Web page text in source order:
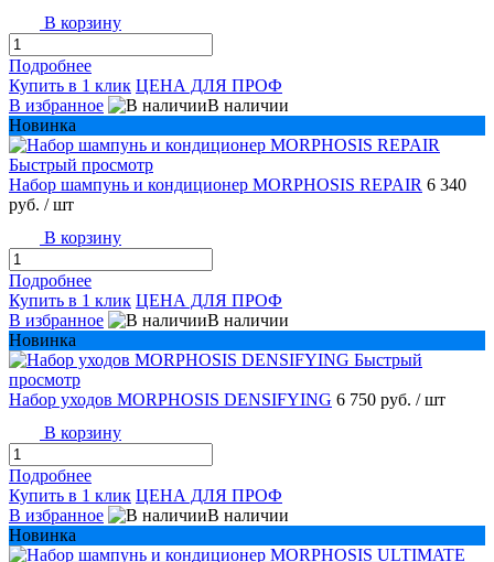
В корзину
Подробнее
Купить в 1 клик ЦЕНА ДЛЯ ПРОФ
В избранное
В наличии
Новинка
Быстрый просмотр
Набор шампунь и кондиционер MORPHOSIS REPAIR 6 340
руб. / шт
В корзину
Подробнее
Купить в 1 клик ЦЕНА ДЛЯ ПРОФ
В избранное
В наличии
Новинка
Быстрый
просмотр
Набор уходов MORPHOSIS DENSIFYING 6 750 руб. / шт
В корзину
Подробнее
Купить в 1 клик ЦЕНА ДЛЯ ПРОФ
В избранное
В наличии
Новинка